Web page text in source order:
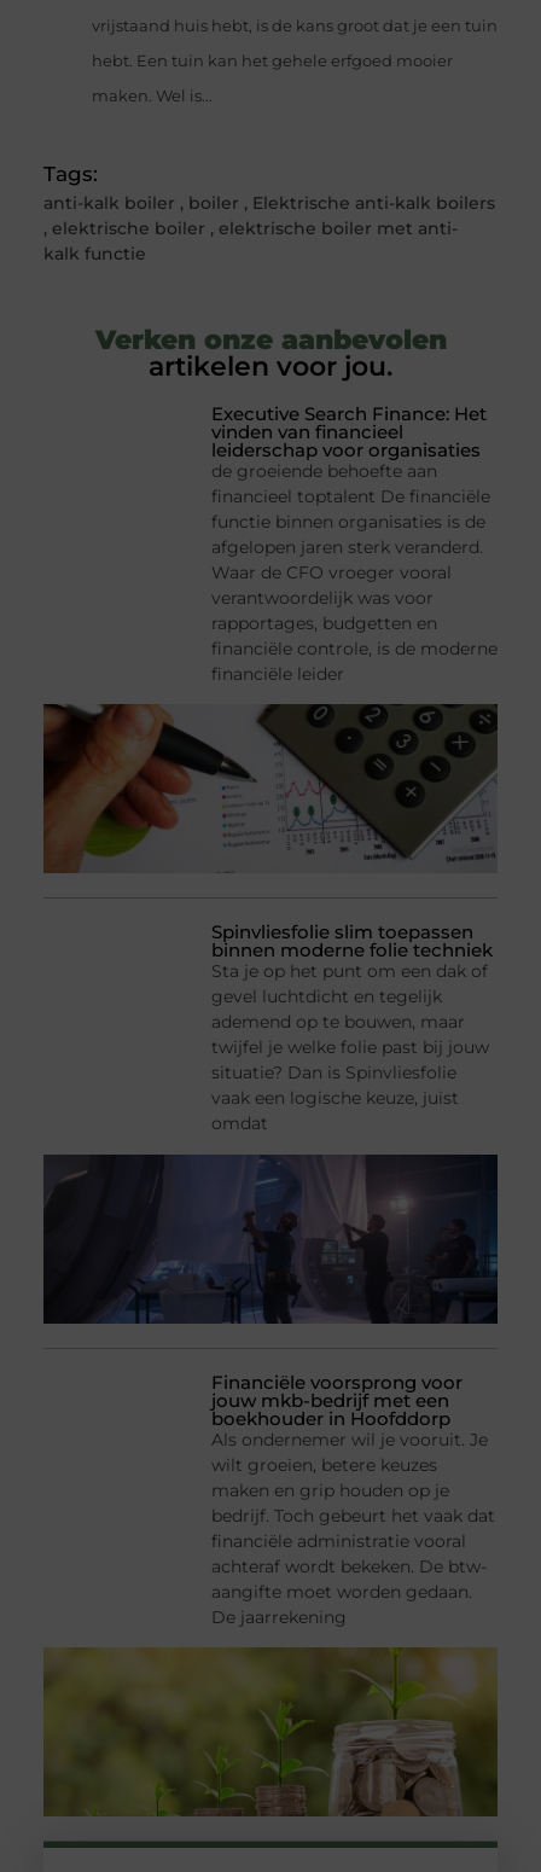
vrijstaand huis hebt, is de kans groot dat je een tuin
hebt. Een tuin kan het gehele erfgoed mooier
maken. Wel is...
Tags:
anti-kalk boiler , boiler , Elektrische anti-kalk boilers
, elektrische boiler , elektrische boiler met anti-
kalk functie
Verken onze aanbevolen
artikelen voor jou.
Executive Search Finance: Het
vinden van financieel
leiderschap voor organisaties
de groeiende behoefte aan
financieel toptalent De financiële
functie binnen organisaties is de
afgelopen jaren sterk veranderd.
Waar de CFO vroeger vooral
verantwoordelijk was voor
rapportages, budgetten en
financiële controle, is de moderne
financiële leider
Spinvliesfolie slim toepassen
binnen moderne folie techniek
Sta je op het punt om een dak of
gevel luchtdicht en tegelijk
ademend op te bouwen, maar
twijfel je welke folie past bij jouw
situatie? Dan is Spinvliesfolie
vaak een logische keuze, juist
omdat
Financiële voorsprong voor
jouw mkb-bedrijf met een
boekhouder in Hoofddorp
Als ondernemer wil je vooruit. Je
wilt groeien, betere keuzes
maken en grip houden op je
bedrijf. Toch gebeurt het vaak dat
financiële administratie vooral
achteraf wordt bekeken. De btw-
aangifte moet worden gedaan.
De jaarrekening